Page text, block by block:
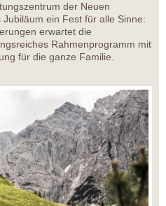
der Neuen
ein Fest für alle Sinne:
erwartet die
Rahmenprogramm mit
für die ganze Familie.